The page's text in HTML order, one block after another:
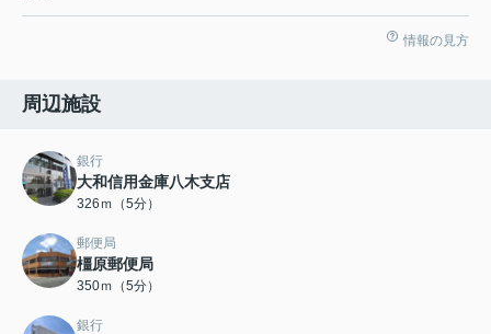
情報の見方
周辺施設
銀行
大和信用金庫八木支店
326ｍ（5分）
郵便局
橿原郵便局
350ｍ（5分）
銀行